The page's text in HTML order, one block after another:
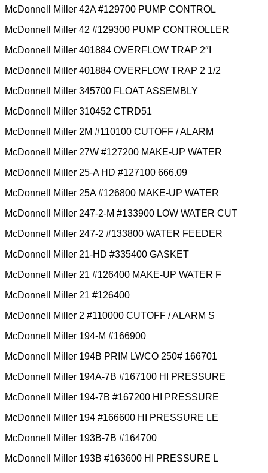
McDonnell Miller 42A #129700 PUMP CONTROL
McDonnell Miller 42 #129300 PUMP CONTROLLER
McDonnell Miller 401884 OVERFLOW TRAP 2″I
McDonnell Miller 401884 OVERFLOW TRAP 2 1/2
McDonnell Miller 345700 FLOAT ASSEMBLY
McDonnell Miller 310452 CTRD51
McDonnell Miller 2M #110100 CUTOFF / ALARM
McDonnell Miller 27W #127200 MAKE-UP WATER
McDonnell Miller 25-A HD #127100 666.09
McDonnell Miller 25A #126800 MAKE-UP WATER
McDonnell Miller 247-2-M #133900 LOW WATER CUT
McDonnell Miller 247-2 #133800 WATER FEEDER
McDonnell Miller 21-HD #335400 GASKET
McDonnell Miller 21 #126400 MAKE-UP WATER F
McDonnell Miller 21 #126400
McDonnell Miller 2 #110000 CUTOFF / ALARM S
McDonnell Miller 194-M #166900
McDonnell Miller 194B PRIM LWCO 250# 166701
McDonnell Miller 194A-7B #167100 HI PRESSURE
McDonnell Miller 194-7B #167200 HI PRESSURE
McDonnell Miller 194 #166600 HI PRESSURE LE
McDonnell Miller 193B-7B #164700
McDonnell Miller 193B #163600 HI PRESSURE L